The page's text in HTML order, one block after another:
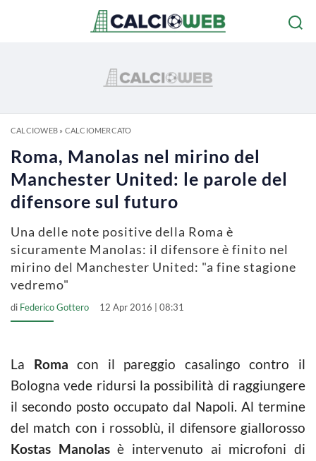
CALCIOWEB» CALCIOMERCATO
Roma, Manolas nel mirino del
Manchester United: le parole del
difensore sul futuro
Una delle note positive della Roma è
sicuramente Manolas: il difensore è finito nel
mirino del Manchester United: "a fine stagione
vedremo"
di Federico Gottero 12 Apr 2016 | 08:31
La Roma con il pareggio casalingo contro il
Bologna vede ridursi la possibilità di raggiungere
il secondo posto occupato dal Napoli. Al termine
del match con i rossoblù, il difensore giallorosso
Kostas Manolasè intervenuto ai microfoni di